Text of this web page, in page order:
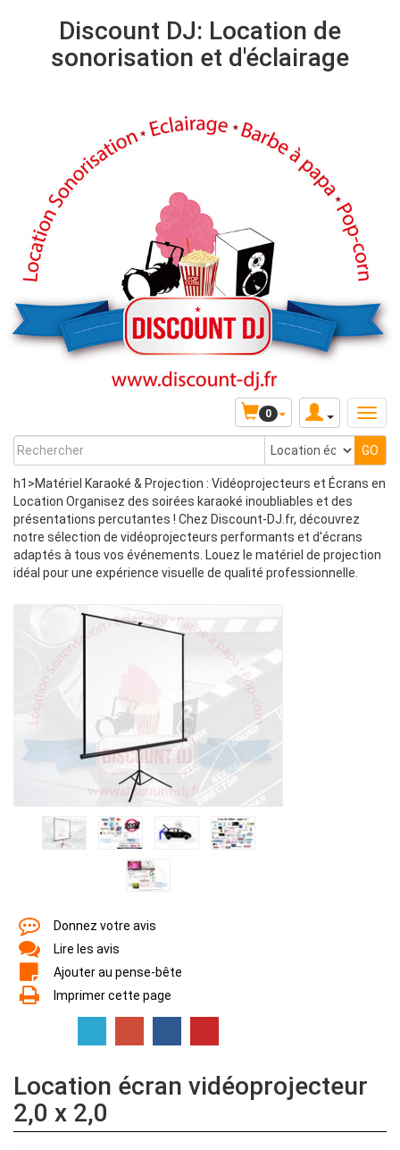
Discount DJ: Location de
sonorisation et d'éclairage
0
h1>Matériel Karaoké & Projection : Vidéoprojecteurs et Écrans en
Location Organisez des soirées karaoké inoubliables et des
présentations percutantes ! Chez Discount-DJ.fr, découvrez
notre sélection de vidéoprojecteurs performants et d'écrans
adaptés à tous vos événements. Louez le matériel de projection
idéal pour une expérience visuelle de qualité professionnelle.
Donnez votre avis
Lire les avis
Ajouter au pense-bête
Imprimer cette page
Location écran vidéoprojecteur
2,0 x 2,0